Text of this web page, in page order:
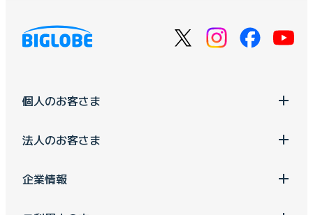
個人のお客さま
法人のお客さま
企業情報